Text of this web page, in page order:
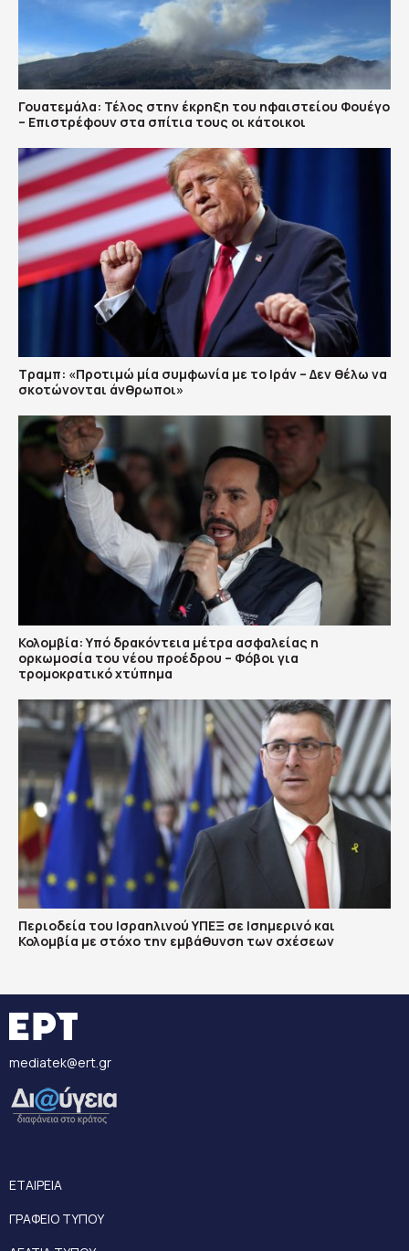
Γουατεμάλα: Τέλος στην έκρηξη του ηφαιστείου Φουέγο
– Επιστρέφουν στα σπίτια τους οι κάτοικοι
Τραμπ: «Προτιμώ μία συμφωνία με το Ιράν – Δεν θέλω να
σκοτώνονται άνθρωποι»
Κολομβία: Υπό δρακόντεια μέτρα ασφαλείας η
ορκωμοσία του νέου προέδρου – Φόβοι για
τρομοκρατικό χτύπημα
Περιοδεία του Ισραηλινού ΥΠΕΞ σε Ισημερινό και
Κολομβία με στόχο την εμβάθυνση των σχέσεων
mediatek@ert.gr
ΕΤΑΙΡΕΙΑ
ΓΡΑΦΕΙΟ ΤΥΠΟΥ